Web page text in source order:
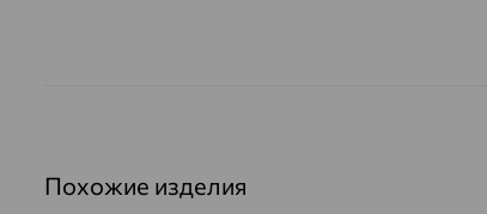
Похожие изделия